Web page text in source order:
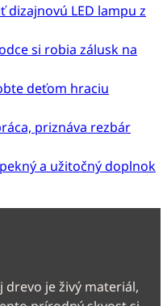
dizajnovú LED lampu z
si robia zálusk na
deťom hraciu
priznáva rezbár
a užitočný doplnok
drevo je živý materiál,